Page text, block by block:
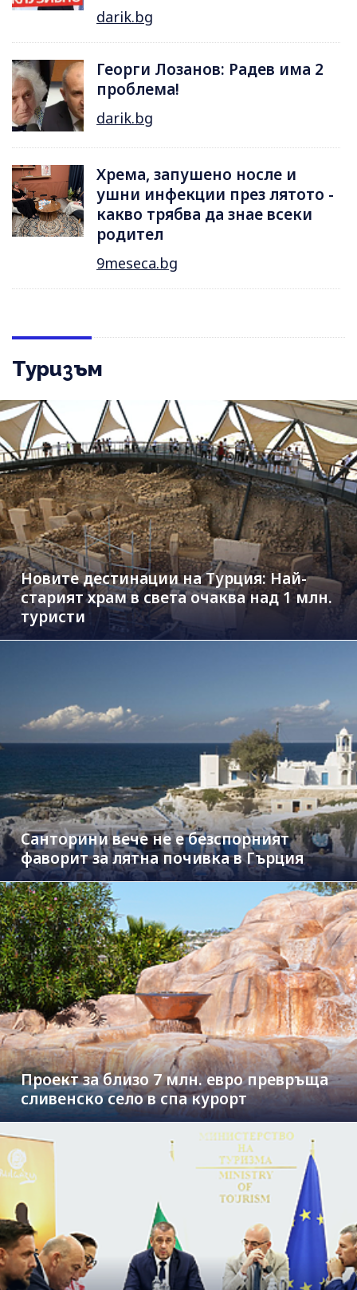
darik.bg
Георги Лозанов: Радев има 2
проблема!
darik.bg
Хрема, запушено носле и
ушни инфекции през лятотo -
какво трябва да знае всеки
родител
9meseca.bg
Туризъм
Новите дестинации на Турция: Най-
старият храм в света очаква над 1 млн.
туристи
Санторини вече не е безспорният
фаворит за лятна почивка в Гърция
Проект за близо 7 млн. евро превръща
сливенско село в спа курорт